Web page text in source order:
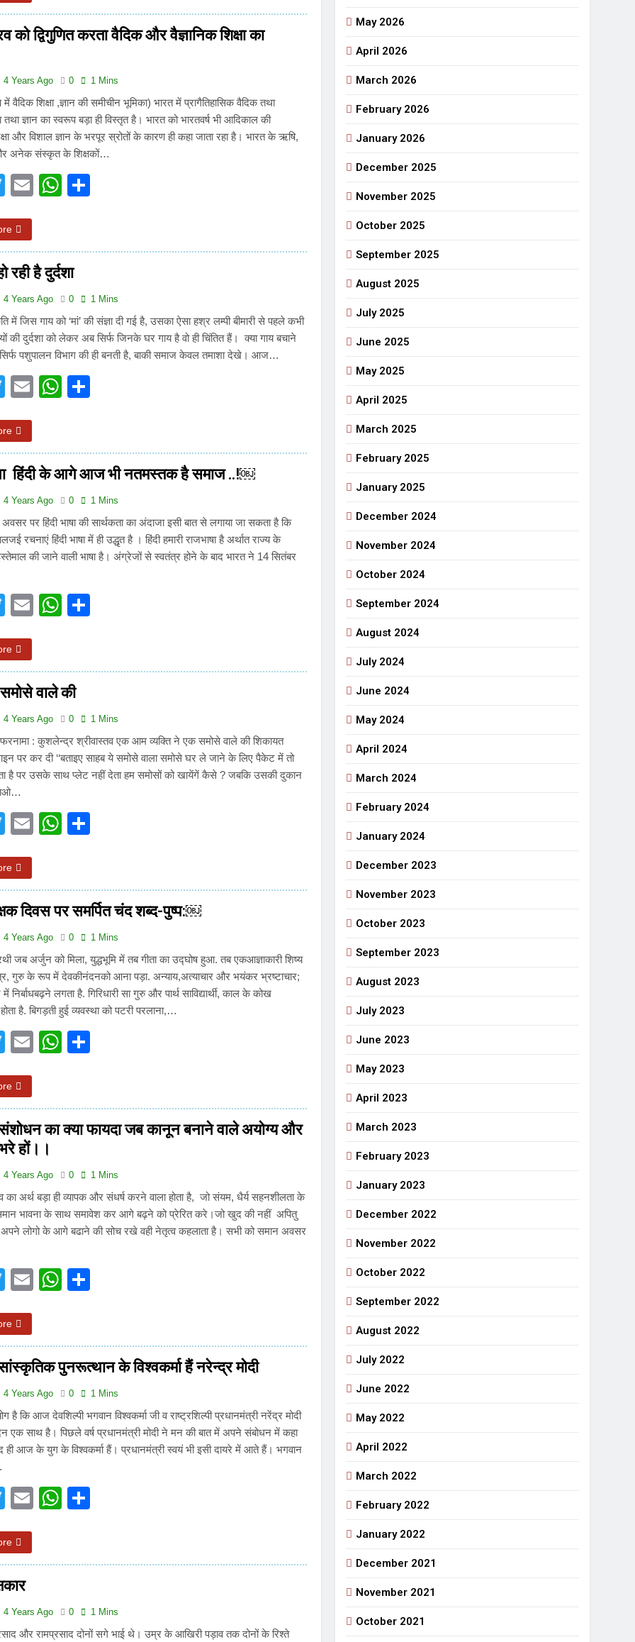
3 Years Ago
भव्यभाल पर एक सुरम्य तिलकहैं श्री हनुमानजी का जन्म महोत्सव का भव्य आयोजन
अंतरराष्ट्रीय मित्रता दिवस पर विशेष “किताबों के पन्नों से लेकर अनकही कहानियों तक” राजनीतिक सफरनामा : आन्दोलन से उपजे सवाल
सरकारों से जवाबदेही कब? कहां चला गया पुलिस के हाथों में लहराने वाला डंडा
5 Days Ago
की छाया या डिजिटल युग का नया प्रतिरोध?
को द्विगुणित करता वैदिक और वैज्ञानिक शिक्षा का
4 Years Ago 0 1 Mins
में वैदिक शिक्षा ,ज्ञान की समीचीन भूमिका) भारत में प्रागैतिहासिक वैदिक तथा
तथा ज्ञान का स्वरूप बड़ा ही विस्तृत है। भारत को भारतवर्ष भी आदिकाल की
और विशाल ज्ञान के भरपूर स्रोतों के कारण ही कहा जाता रहा है। भारत के ऋषि,
अनेक संस्कृत के शिक्षकों…
Twitter
EmailWhatsApp
रही है दुर्दशा
4 Years Ago 0 1 Mins
में जिस गाय को ‘मां’ की संज्ञा दी गई है, उसका ऐसा हश्र लम्पी बीमारी से पहले कभी
की दुर्दशा को लेकर अब सिर्फ जिनके घर गाय है वो ही चिंतित हैं। क्या गाय बचाने
सिर्फ पशुपालन विभाग की ही बनती है, बाकी समाज केवल तमाशा देखे। आज…
Twitter
EmailWhatsApp
हिंदी के आगे आज भी नतमस्तक है समाज ..!￼
4 Years Ago 0 1 Mins
अवसर पर हिंदी भाषा की सार्थकता का अंदाजा इसी बात से लगाया जा सकता है कि
रचनाएं हिंदी भाषा में ही उद्धृत है । हिंदी हमारी राजभाषा है अर्थात राज्य के
की जाने वाली भाषा है। अंग्रेजों से स्वतंत्र होने के बाद भारत ने 14 सितंबर
Twitter
EmailWhatsApp
वाले की
4 Years Ago 0 1 Mins
: कुशलेन्द्र श्रीवास्तव एक आम व्यक्ति ने एक समोसे वाले की शिकायत
पर कर दी ‘‘बताइए साहब ये समोसे वाला समोसे घर ले जाने के लिए पैकेट में तो
है पर उसके साथ प्लेट नहीं देता हम समोसों को खायेंगें कैसे ? जबकि उसकी दुकान
Twitter
EmailWhatsApp
दिवस पर समर्पित चंद शब्द-पुष्प:￼
4 Years Ago 0 1 Mins
जब अर्जुन को मिला, युद्धभूमि में तब गीता का उद्घोष हुआ. तब एकआज्ञाकारी शिष्य
गुरु के रूप में देवकीनंदनको आना पड़ा. अन्याय,अत्याचार और भयंकर भ्रष्टाचार;
निर्बाधबढ़ने लगता है. गिरिधारी सा गुरु और पार्थ साविद्यार्थी, काल के कोख
है. बिगड़ती हुई व्यवस्था को पटरी परलाना,…
Twitter
EmailWhatsApp
का क्या फायदा जब कानून बनाने वाले अयोग्य और
हों।।
4 Years Ago 0 1 Mins
का अर्थ बड़ा ही व्यापक और संधर्ष करने वाला होता है, जो संयम, धैर्य सहनशीलता के
भावना के साथ समावेश कर आगे बढ़ने को प्रेरित करे।जो खुद की नहीं अपितु
लोगो के आगे बढाने की सोच रखे वही नेतृत्व कहलाता है। सभी को समान अवसर
Twitter
EmailWhatsApp
पुनरूत्थान के विश्वकर्मा हैं नरेन्द्र मोदी
4 Years Ago 0 1 Mins
है कि आज देवशिल्पी भगवान विश्वकर्मा जी व राष्ट्रशिल्पी प्रधानमंत्री नरेंद्र मोदी
एक साथ है। पिछले वर्ष प्रधानमंत्री मोदी ने मन की बात में अपने संबोधन में कहा
ही आज के युग के विश्वकर्मा हैं। प्रधानमंत्री स्वयं भी इसी दायरे में आते हैं। भगवान
Twitter
EmailWhatsApp
4 Years Ago 0 1 Mins
और रामप्रसाद दोनों सगे भाई थे। उम्र के आखिरी पड़ाव तक दोनों के रिश्ते
May 2026
April 2026
March 2026
February 2026
January 2026
December 2025
November 2025
October 2025
September 2025
August 2025
July 2025
June 2025
May 2025
April 2025
March 2025
February 2025
January 2025
December 2024
November 2024
October 2024
September 2024
August 2024
July 2024
June 2024
May 2024
April 2024
March 2024
February 2024
January 2024
December 2023
November 2023
October 2023
September 2023
August 2023
July 2023
June 2023
May 2023
April 2023
March 2023
February 2023
January 2023
December 2022
November 2022
October 2022
September 2022
August 2022
July 2022
June 2022
May 2022
April 2022
March 2022
February 2022
January 2022
December 2021
November 2021
October 2021